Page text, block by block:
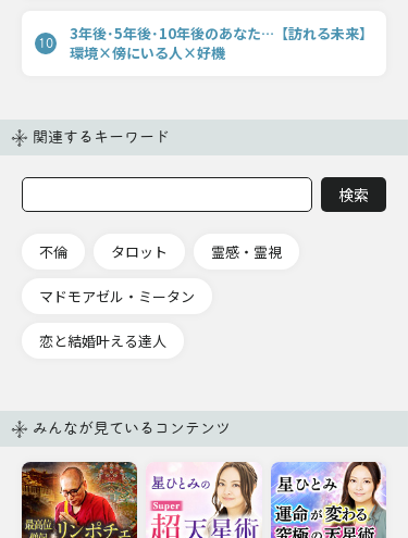
10
3年後･5年後･10年後のあなた…【訪れる未来】
環境×傍にいる人×好機
関連するキーワード
不倫 タロット 霊感・霊視
マドモアゼル・ミータン
恋と結婚叶える達人
みんなが見ているコンテンツ